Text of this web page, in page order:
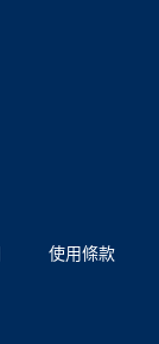
使用條款